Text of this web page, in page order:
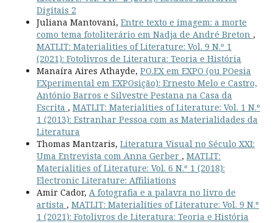
Digitais 2
Juliana Mantovani, Entre texto e imagem: a morte
como tema fotoliterário em Nadja de André Breton ,
MATLIT: Materialities of Literature: Vol. 9 N.º 1
(2021): Fotolivros de Literatura: Teoria e História
Manaíra Aires Athayde, PO.EX em EXPO (ou POesia
EXperimental em EXPOsição): Ernesto Melo e Castro,
António Barros e Silvestre Pestana na Casa da
Escrita , MATLIT: Materialities of Literature: Vol. 1 N.º
1 (2013): Estranhar Pessoa com as Materialidades da
Literatura
Thomas Mantzaris, Literatura Visual no Século XXI:
Uma Entrevista com Anna Gerber , MATLIT:
Materialities of Literature: Vol. 6 N.º 1 (2018):
Electronic Literature: Affiliations
Amir Cador, A fotografia e a palavra no livro de
artista , MATLIT: Materialities of Literature: Vol. 9 N.º
1 (2021): Fotolivros de Literatura: Teoria e História